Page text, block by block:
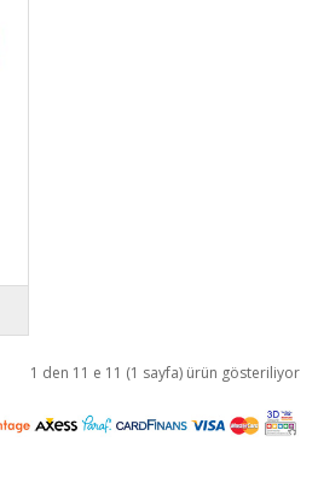
1 den 11 e 11 (1 sayfa) ürün gösteriliyor